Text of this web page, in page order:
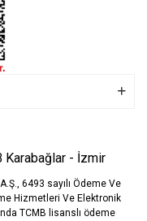
Karabağlar - İzmir
6493 sayılı Ödeme Ve
Hizmetleri Ve Elektronik
TCMB lisanslı ödeme